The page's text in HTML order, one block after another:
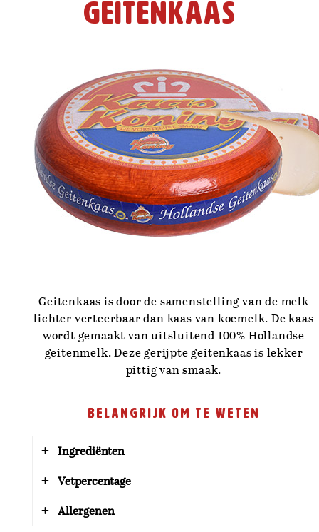
Geitenkaas
Geitenkaas is door de samenstelling van de melk
lichter verteerbaar dan kaas van koemelk. De kaas
wordt gemaakt van uitsluitend 100% Hollandse
geitenmelk. Deze gerijpte geitenkaas is lekker
pittig van smaak.
Belangrijk om te weten
Ingrediënten
Gepasteuriseerde geitenmelk, zout,
zuursel, microbieel stremsel
Vetpercentage
50+ kaas, 50% vet in droge stof (relatief)
Allergenen